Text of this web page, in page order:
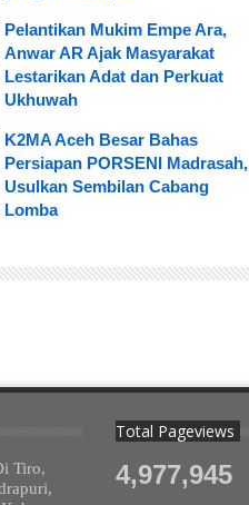
Pelantikan Mukim Empe Ara,
Anwar AR Ajak Masyarakat
Lestarikan Adat dan Perkuat
Ukhuwah
K2MA Aceh Besar Bahas
Persiapan PORSENI Madrasah,
Usulkan Sembilan Cabang
Lomba
Tiro,
Total Pageviews
4,977,945